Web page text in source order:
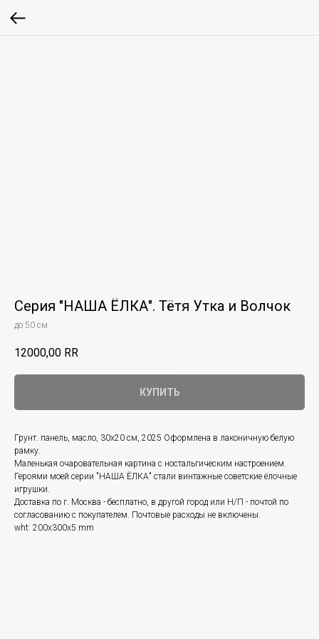
Серия "НАША ЁЛКА". Тётя Утка и Волчок
до 50 см
12000,00 RR
КУПИТЬ
Грунт. панель, масло, 30х20 см, 2025 Оформлена в лаконичную белую
рамку.
Маленькая очаровательная картина с ностальгическим настроением.
Героями моей серии "НАША ЁЛКА" стали винтажные советские ёлочные
игрушки.
Доставка по г. Москва - бесплатно, в другой город или Н/П - почтой по
согласованию с покупателем. Почтовые расходы не включены.
wht: 200x300x5 mm